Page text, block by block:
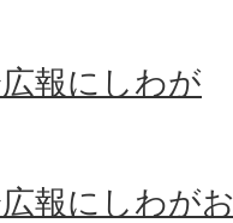
報にしわが
報にしわが